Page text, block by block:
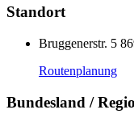
Standort
Bruggenerstr. 5
Routenplanung
Bundesland /